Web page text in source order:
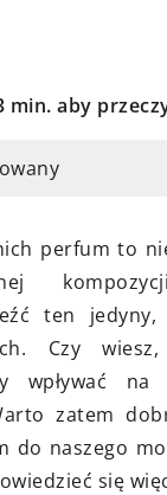
min. aby
perfum to
ten jedyny,
Czy
wpływać
zatem
do naszego
się